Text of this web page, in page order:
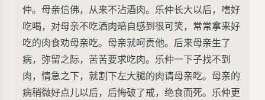
仲。母亲信佛，从来不沾酒肉。乐仲长大以后，嗜好
吃喝，对母亲不吃酒肉暗自感到很可笑，常常拿来好
吃的肉食劝母亲吃。母亲就呵责他。后来母亲生了
病，弥留之际，苦苦要求吃肉。乐仲一下子找不到
肉，情急之下，就割下左大腿的肉请母亲吃。母亲的
病稍微好点儿以后，后悔破了戒，绝食而死。乐仲更